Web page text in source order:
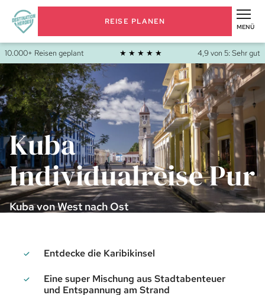
MENÜ
REISE PLANEN
10.000+ Reisen geplant ★ ★ ★ ★ ★ 4,9 von 5: Sehr gut
Kuba
Individualreise Pur
Kuba von West nach Ost
Entdecke die Karibikinsel
Eine super Mischung aus Stadtabenteuer
und Entspannung am Strand